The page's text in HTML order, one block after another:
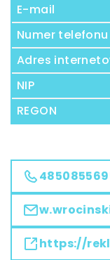
E-mail
Numer telefonu
Adres
NIP
REGON
https://